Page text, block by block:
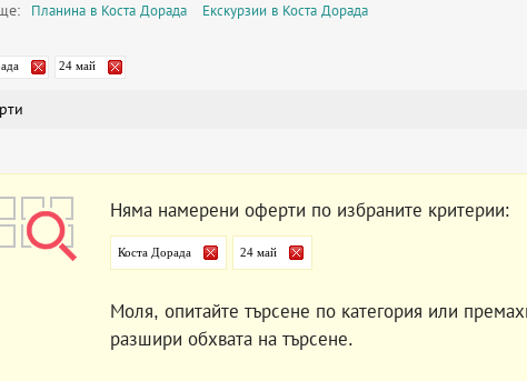
Планина в Коста Дорада Екскурзии в Коста Дорада
24 май
Няма намерени оферти по избраните критерии:
Коста Дорада 24 май
Моля, опитайте търсене по категория или
разшири обхвата на търсене.